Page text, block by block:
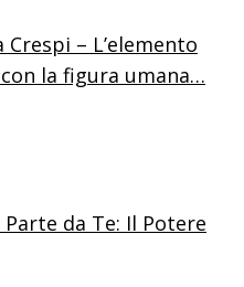
– L’elemento
la figura umana…
Parte da Te: Il Potere